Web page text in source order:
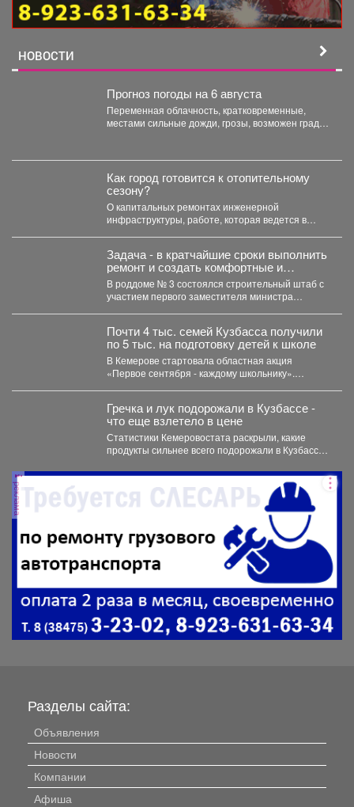
НОВОСТИ
Прогноз погоды на 6 августа
Переменная облачность, кратковременные,
местами сильные дожди, грозы, возможен град.
Как город готовится к отопительному
сезону?
О капитальных ремонтах инженерной
инфраструктуры, работе, которая ведется в
Задача - в кратчайшие сроки выполнить
ремонт и создать комфортные и
безопасные условия для будущих мам
и новорождённых.
В роддоме № 3 состоялся строительный штаб с
участием первого заместителя министра
Почти 4 тыс. семей Кузбасса получили
по 5 тыс. на подготовку детей к школе
В Кемерове стартовала областная акция
«Первое сентября - каждому школьнику».
Гречка и лук подорожали в Кузбассе -
что еще взлетело в цене
Статистики Кемеровостата раскрыли, какие
продукты сильнее всего подорожали в Кузбассе
реклама
Разделы сайта:
Объявления
Новости
Компании
Афиша